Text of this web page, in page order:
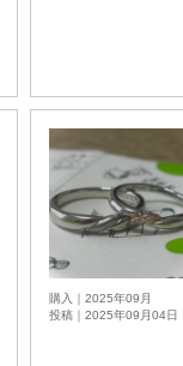
購入｜2025年09月
投稿｜2025年09月04日